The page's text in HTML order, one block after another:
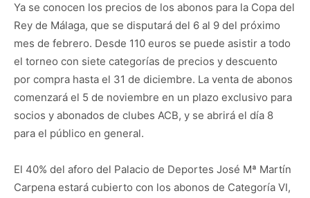
Ya se conocen los precios de los abonos para la Copa del
Rey de Málaga, que se disputará del 6 al 9 del próximo
mes de febrero. Desde 110 euros se puede asistir a todo
el torneo con siete categorías de precios y descuento
por compra hasta el 31 de diciembre. La venta de abonos
comenzará el 5 de noviembre en un plazo exclusivo para
socios y abonados de clubes ACB, y se abrirá el día 8
para el público en general.
El 40% del aforo del Palacio de Deportes José Mª Martín
Carpena estará cubierto con los abonos de Categoría VI,